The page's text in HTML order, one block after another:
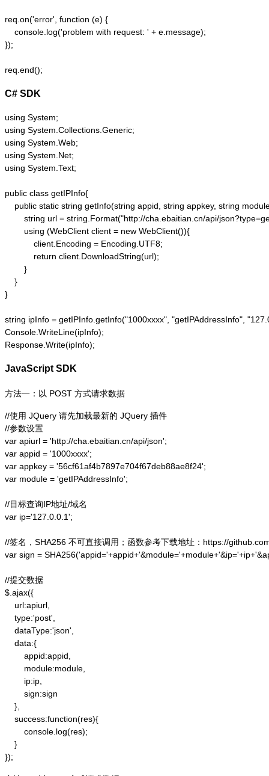
req.on('error', function (e) {
    console.log('problem with request: ' + e.message);
});
C# SDK
using System;
using System.Collections.Generic;
using System.Web;
using System.Net;
using System.Text;
public class getIPInfo{
public static string getInfo(string appid, string appkey, string
string url = string.Format("http://cha.ebaitian.cn/api/
        using (WebClient client = new WebClient()){
            client.Encoding = Encoding.UTF8;
            return client.DownloadString(url);
        }
    }
}
string ipInfo = getIPInfo.getInfo("1000xxxx", "getIPAddressInfo",
Console.WriteLine(ipInfo);
Response.Write(ipInfo);
JavaScript SDK
方法一：以 POST 方式请求数据
//使用 JQuery 请先加载最新的 JQuery 插件
//参数设置
var apiurl = 'http://cha.ebaitian.cn/api/json';
var appid = '1000xxxx';
var appkey = '56cf61af4b7897e704f67deb88ae8f24';
var module = 'getIPAddressInfo';
//目标查询IP地址/域名
var ip='127.0.0.1';
//签名，SHA256 不可直接调用；函数参考下载地址：https://
var sign =
//提交数据
$.ajax({
    url:apiurl,
    type:'post',
    dataType:'json',
    data:{
        appid:appid,
        module:module,
        ip:ip,
        sign:sign
    },
    success:function(res){
        console.log(res);
    }
});